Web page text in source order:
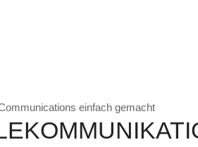
einfach gemacht